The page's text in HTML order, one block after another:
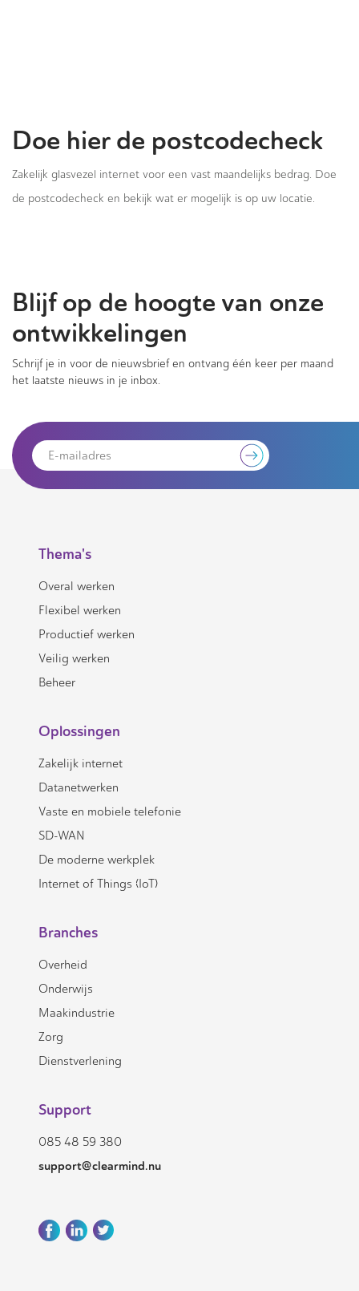
Doe hier de postcodecheck
Zakelijk glasvezel internet voor een vast maandelijks bedrag. Doe
de postcodecheck en bekijk wat er mogelijk is op uw locatie.
Blijf op de hoogte van onze
ontwikkelingen
Schrijf je in voor de nieuwsbrief en ontvang één keer per maand
het laatste nieuws in je inbox.
Thema's
Overal werken
Flexibel werken
Productief werken
Veilig werken
Beheer
Oplossingen
Zakelijk internet
Datanetwerken
Vaste en mobiele telefonie
SD-WAN
De moderne werkplek
Internet of Things (IoT)
Branches
Overheid
Onderwijs
Maakindustrie
Zorg
Dienstverlening
Support
085 48 59 380
support@clearmind.nu